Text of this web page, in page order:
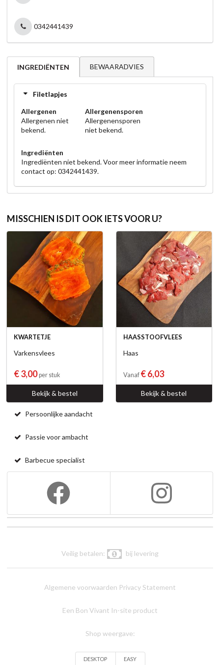
0342441439
INGREDIËNTEN BEWAARADVIES
Filetlapjes
Allergenen
Allergenen niet
bekend.
Allergenensporen
Allergenensporen
niet bekend.
Ingrediënten
Ingrediënten niet bekend. Voor meer informatie neem
contact op: 0342441439.
MISSCHIEN IS DIT OOK IETS VOOR U?
KWARTETJE
Varkensvlees
€ 3,00per stuk
Bekijk & bestel
HAASSTOOFVLEES
Haas
Vanaf € 6,03
Bekijk & bestel
Persoonlijke aandacht
Passie voor ambacht
Barbecue specialist
Veilig betalen: bij levering
Algemene voorwaarden Privacy Statement
Een Bon Vivant In-site product
Shop weergave:
DESKTOP EASY